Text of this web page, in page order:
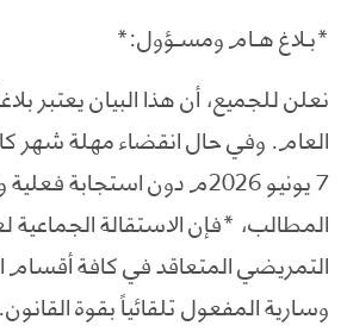
*بـلاغ هـام ومسـؤول:*
نعلن للجميع، أن هذا البيان يعتبر
العام. وفي حال انقضاء مهلة شهر
7 يونيو 2026م دون استجابة
المطالب، *فإن الاستقالة
التمريضي المتعاقد في كافة أقسام
وسارية المفعول تلقائياً بقوة القانون.